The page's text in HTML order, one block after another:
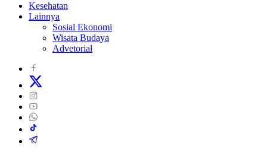
Kesehatan
Lainnya
Sosial Ekonomi
Wisata Budaya
Advetorial